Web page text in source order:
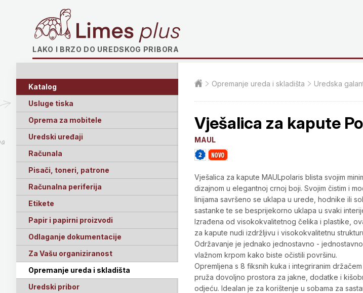
LAKO I BRZO DO UREDSKOG PRIBORA
Katalog
Usluge tiska
Oprema za mobitele
Uredski uređaji
Računala
Pisači, toneri, patrone
Računalna periferija
Etikete
Papir i papirni proizvodi
Odlaganje dokumentacije
Za Vašu organiziranost
Opremanje ureda i skladišta
Uredski pribor
Opremanje ureda i skladišta Uredska
Vješalica za kapute
MAUL
Vješalica za kapute MAULpolaris blista svojim
dizajnom u elegantnoj crnoj boji. Svojim čistim i
linijama savršeno se uklapa u urede, hodnike ili
sastanke te se besprijekorno uklapa u svaki
Izrađena od visokokvalitetnog čelika i plastike,
za kapute nudi izdržljivu i visokokvalitetnu
Održavanje je jednako jednostavno -
vlažnom krpom kako biste očistili površinu.
Opremljena s 8 fiksnih kuka i integriranim
pruža dovoljno prostora za jakne, dodatke i
odjeću. Idealan je za korištenje u sobama za